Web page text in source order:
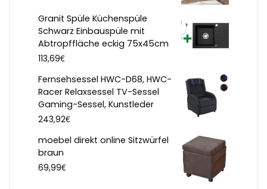
Granit Spüle Küchenspüle
Schwarz Einbauspüle mit
Abtropffläche eckig 75x45cm
113,69€
Fernsehsessel HWC-D68, HWC-
Racer Relaxsessel TV-Sessel
Gaming-Sessel, Kunstleder
243,92€
moebel direkt online Sitzwürfel
braun
69,99€